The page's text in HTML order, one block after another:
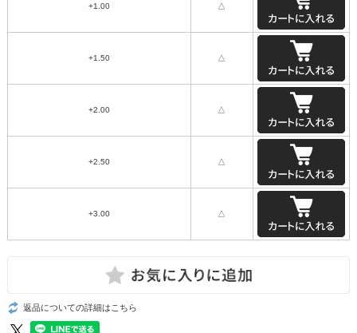
+1.00 △
+1.50 △
+2.00 △
+2.50 △
+3.00 △
返品についての詳細はこちら